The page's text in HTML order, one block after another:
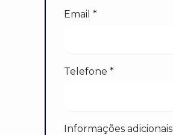
Email *
Telefone *
Informações adicionais